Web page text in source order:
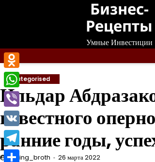
Бизнес-
Рецепты
Умные Инвестиции
Uncategorised
Ильдар
известного
ранние годы,
mining_broth 26 марта 2022
Odnoklassniki
WhatsApp
Viber
VK
Telegram